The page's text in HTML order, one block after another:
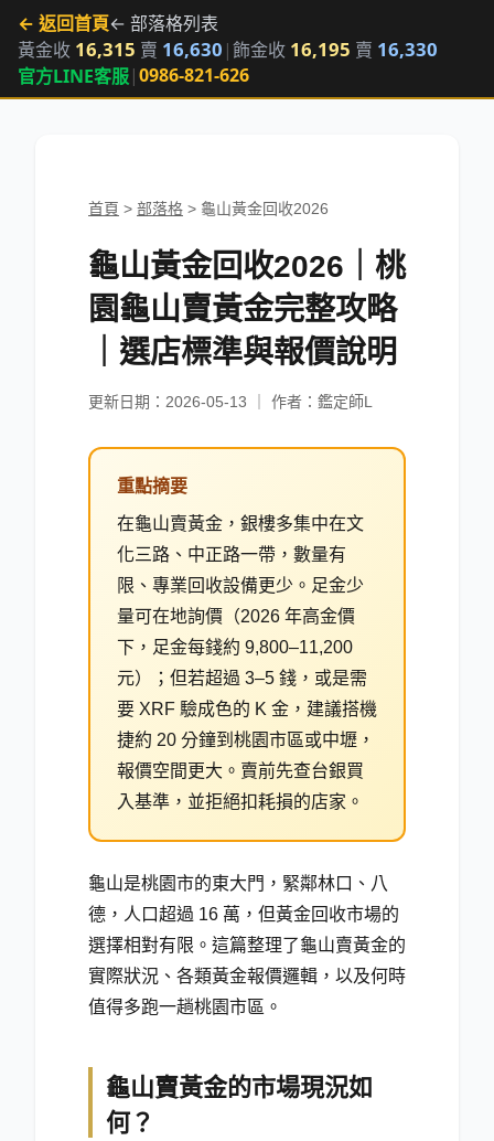
← 返回首頁← 部落格列表
黃金收 16,315 賣 16,630 |飾金收 16,195 賣 16,330
官方LINE客服|0986-821-626
首頁 > 部落格 > 龜山黃金回收2026
龜山黃金回收2026｜桃
園龜山賣黃金完整攻略
｜選店標準與報價說明
更新日期：2026-05-13 ｜ 作者：鑑定師L
重點摘要
在龜山賣黃金，銀樓多集中在文
化三路、中正路一帶，數量有
限、專業回收設備更少。足金少
量可在地詢價（2026 年高金價
下，足金每錢約 9,800–11,200
元）；但若超過 3–5 錢，或是需
要 XRF 驗成色的 K 金，建議搭機
捷約 20 分鐘到桃園市區或中壢，
報價空間更大。賣前先查台銀買
入基準，並拒絕扣耗損的店家。
龜山是桃園市的東大門，緊鄰林口、八
德，人口超過 16 萬，但黃金回收市場的
選擇相對有限。這篇整理了龜山賣黃金的
實際狀況、各類黃金報價邏輯，以及何時
值得多跑一趟桃園市區。
龜山賣黃金的市場現況如
何？